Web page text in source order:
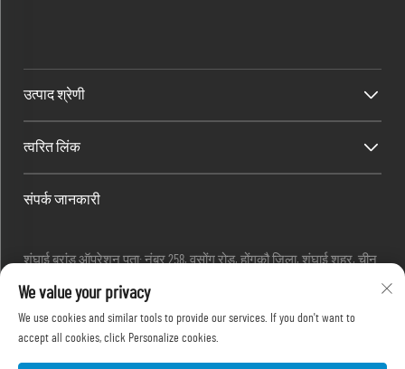
उत्पाद श्रेणी
त्वरित लिंक
संपर्क जानकारी
शंघाई ब्रांड ऑपरेशन पता: नंबर 258, वुसोंग रोड, होंगकौ जिला, शंघाई शहर, चीन
ईमेल :
[email protected]
+86-13280087620
+86-13280035385
We value your privacy
We use cookies and similar tools to provide our services. If you don't want to
accept all cookies, click Personalize cookies.